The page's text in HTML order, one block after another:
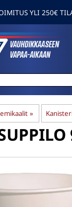
YLI 250€
‪»